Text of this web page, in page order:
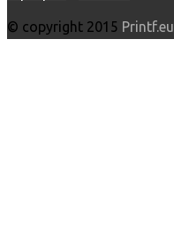
© copyright 2015 Printf.eu